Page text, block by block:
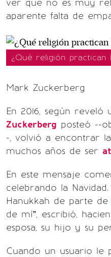
ver que no es muy
aparente falta de
¿Qué religión practican
Mark Zuckerberg
En 2016, según reveló
Zuckerberg posteó --
-, volvió a encontrar
muchos años de ser
En este mensaje
celebrando la Navidad.
Hanukkah de parte de
de mí”, escribió,
esposa, su hijo y su
Cuando un usuario le